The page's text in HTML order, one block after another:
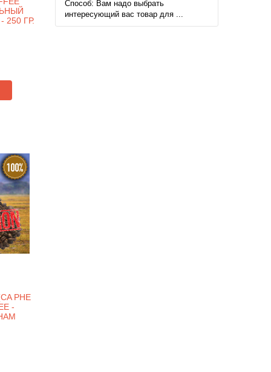
ГР.
PHE
-
Способ: Вам надо выбрать
интересующий вас товар для ...